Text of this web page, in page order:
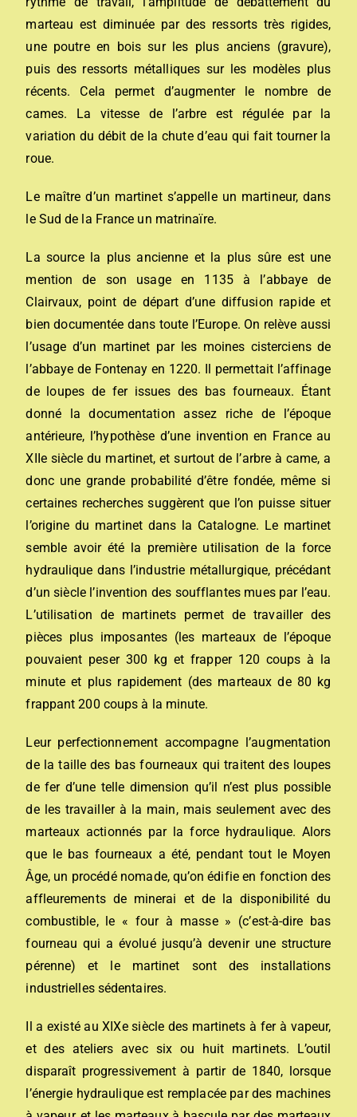
marteau est diminuée par des ressorts très rigides,
une poutre en bois sur les plus anciens (gravure),
puis des ressorts métalliques sur les modèles plus
récents. Cela permet d’augmenter le nombre de
cames. La vitesse de l’arbre est régulée par la
variation du débit de la chute d’eau qui fait tourner la
roue.
Le maître d’un martinet s’appelle un martineur, dans
le Sud de la France un matrinaïre.
La source la plus ancienne et la plus sûre est une
mention de son usage en 1135 à l’abbaye de
Clairvaux, point de départ d’une diffusion rapide et
bien documentée dans toute l’Europe. On relève aussi
l’usage d’un martinet par les moines cisterciens de
l’abbaye de Fontenay en 1220. Il permettait l’affinage
de loupes de fer issues des bas fourneaux. Étant
donné la documentation assez riche de l’époque
antérieure, l’hypothèse d’une invention en France au
XIIe siècle du martinet, et surtout de l’arbre à came, a
donc une grande probabilité d’être fondée, même si
certaines recherches suggèrent que l’on puisse situer
l’origine du martinet dans la Catalogne. Le martinet
semble avoir été la première utilisation de la force
hydraulique dans l’industrie métallurgique, précédant
d’un siècle l’invention des soufflantes mues par l’eau.
L’utilisation de martinets permet de travailler des
pièces plus imposantes (les marteaux de l’époque
pouvaient peser 300 kg et frapper 120 coups à la
minute et plus rapidement (des marteaux de 80 kg
frappant 200 coups à la minute.
Leur perfectionnement accompagne l’augmentation
de la taille des bas fourneaux qui traitent des loupes
de fer d’une telle dimension qu’il n’est plus possible
de les travailler à la main, mais seulement avec des
marteaux actionnés par la force hydraulique. Alors
que le bas fourneaux a été, pendant tout le Moyen
Âge, un procédé nomade, qu’on édifie en fonction des
affleurements de minerai et de la disponibilité du
combustible, le « four à masse » (c’est-à-dire bas
fourneau qui a évolué jusqu’à devenir une structure
pérenne) et le martinet sont des installations
industrielles sédentaires.
Il a existé au XIXe siècle des martinets à fer à vapeur,
et des ateliers avec six ou huit martinets. L’outil
disparaît progressivement à partir de 1840, lorsque
l’énergie hydraulique est remplacée par des machines